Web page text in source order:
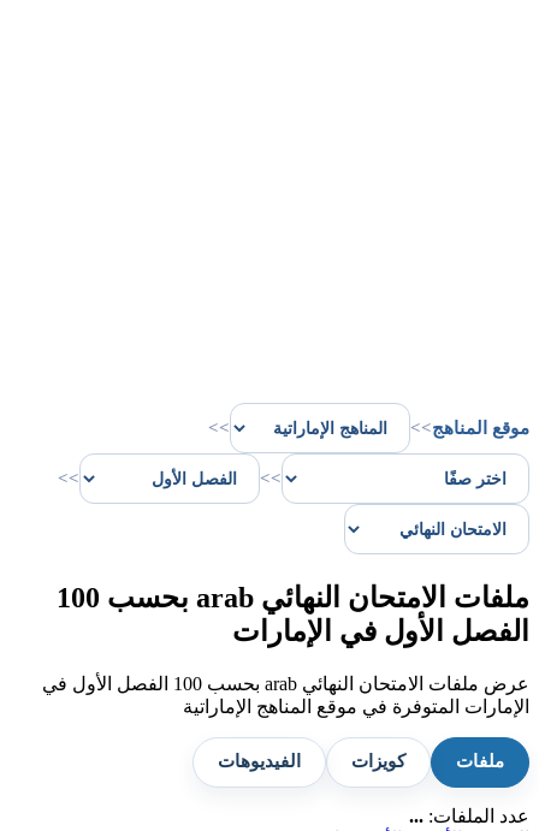
موقع المناهج>>
>>
>>
>>
ملفات الامتحان النهائي arab بحسب 100
الفصل الأول في الإمارات
عرض ملفات الامتحان النهائي arab بحسب 100 الفصل الأول في
الإمارات المتوفرة في موقع المناهج الإماراتية
ملفات كويزات الفيديوهات
عدد الملفات: ...